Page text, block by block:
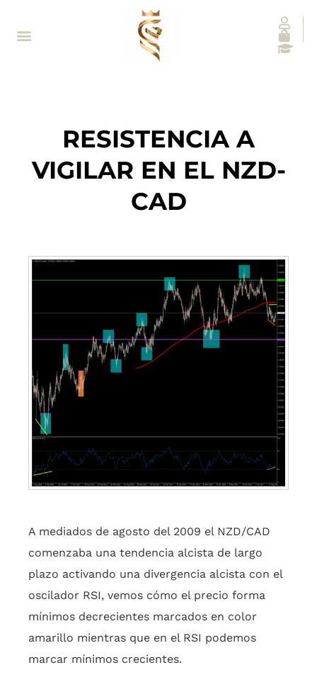
RESISTENCIA A
VIGILAR EN EL NZD-
CAD
A mediados de agosto del 2009 el NZD/CAD
comenzaba una tendencia alcista de largo
plazo activando una divergencia alcista con el
oscilador RSI, vemos cómo el precio forma
mínimos decrecientes marcados en color
amarillo mientras que en el RSI podemos
marcar mínimos crecientes.